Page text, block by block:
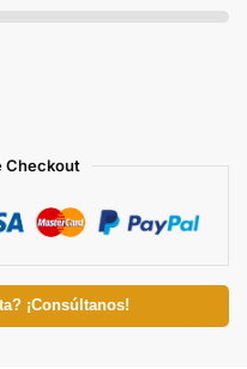
Checkout
¡Consúltanos!